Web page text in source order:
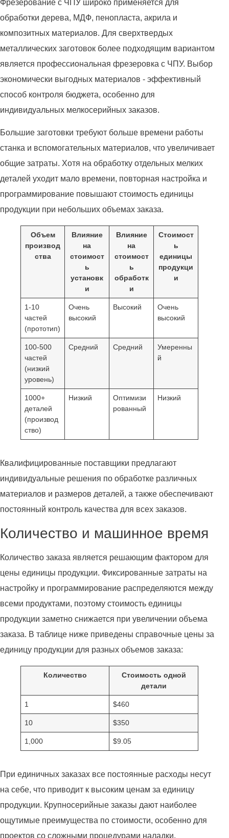
Фрезерование с ЧПУ широко применяется для
обработки дерева, МДФ, пенопласта, акрила и
композитных материалов. Для сверхтвердых
металлических заготовок более подходящим вариантом
является профессиональная фрезеровка с ЧПУ. Выбор
экономически выгодных материалов - эффективный
способ контроля бюджета, особенно для
индивидуальных мелкосерийных заказов.
Большие заготовки требуют больше времени работы
станка и вспомогательных материалов, что увеличивает
общие затраты. Хотя на обработку отдельных мелких
деталей уходит мало времени, повторная настройка и
программирование повышают стоимость единицы
продукции при небольших объемах заказа.
Объем
производ
ства
Влияние
на
стоимост
ь
установк
и
Влияние
на
стоимост
ь
обработк
и
Стоимост
ь
единицы
продукци
и
1-10
частей
(прототип)
Очень
высокий
Высокий
Очень
высокий
100-500
частей
(низкий
уровень)
Средний Средний
Умеренны
й
1000+
деталей
(производ
ство)
Низкий
Оптимизи
рованный
Низкий
Квалифицированные поставщики предлагают
индивидуальные решения по обработке различных
материалов и размеров деталей, а также обеспечивают
постоянный контроль качества для всех заказов.
Количество и машинное время
Количество заказа является решающим фактором для
цены единицы продукции. Фиксированные затраты на
настройку и программирование распределяются между
всеми продуктами, поэтому стоимость единицы
продукции заметно снижается при увеличении объема
заказа. В таблице ниже приведены справочные цены за
единицу продукции для разных объемов заказа:
Количество
Стоимость одной
детали
1 $460
10 $350
1,000 $9.05
При единичных заказах все постоянные расходы несут
на себе, что приводит к высоким ценам за единицу
продукции. Крупносерийные заказы дают наиболее
ощутимые преимущества по стоимости, особенно для
проектов со сложными процедурами наладки.